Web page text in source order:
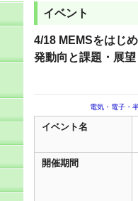
イベント
4/18 MEMSをはじ
発動向と課題・展望
電気・電子・
イベント名
開催期間